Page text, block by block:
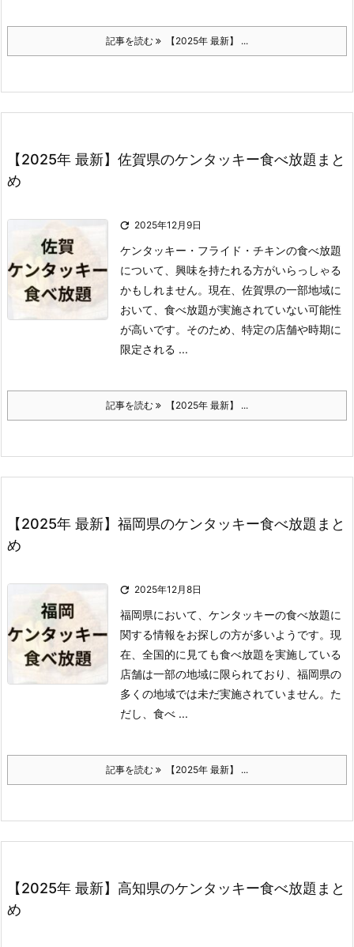
記事を読む 【2025年 最新】 ...
【2025年 最新】佐賀県のケンタッキー食べ放題まと
め
 2025年12月9日
ケンタッキー・フライド・チキンの食べ放題
について、興味を持たれる方がいらっしゃる
かもしれません。 現在、佐賀県の一部地域に
おいて、食べ放題が実施されていない可能性
が高いです。 そのため、特定の店舗や時期に
限定される ...
記事を読む 【2025年 最新】 ...
【2025年 最新】福岡県のケンタッキー食べ放題まと
め
 2025年12月8日
福岡県において、ケンタッキーの食べ放題に
関する情報をお探しの方が多いようです。 現
在、全国的に見ても食べ放題を実施している
店舗は一部の地域に限られており、福岡県の
多くの地域では未だ実施されていません。 た
だし、食べ ...
記事を読む 【2025年 最新】 ...
【2025年 最新】高知県のケンタッキー食べ放題まと
め